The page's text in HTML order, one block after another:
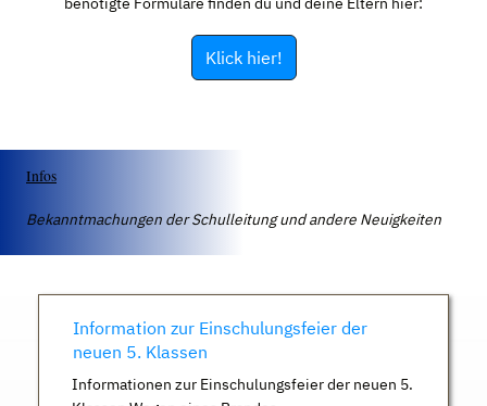
Klick hier!
Infos
Bekanntmachungen der Schulleitung und andere Neuigkeiten
Information zur Einschulungsfeier der
neuen 5. Klassen
Informationen zur Einschulungsfeier der neuen 5.